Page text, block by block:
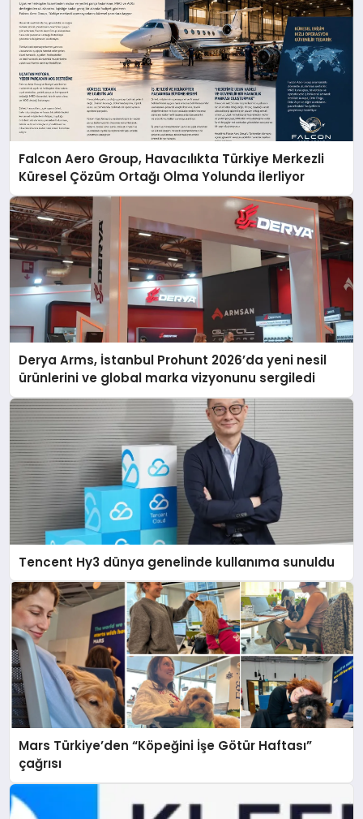
Falcon Aero Group, Havacılıkta Türkiye Merkezli
Küresel Çözüm Ortağı Olma Yolunda İlerliyor
Derya Arms, İstanbul Prohunt 2026’da yeni nesil
ürünlerini ve global marka vizyonunu sergiledi
Tencent Hy3 dünya genelinde kullanıma sunuldu
Mars Türkiye’den “Köpeğini İşe Götür Haftası”
çağrısı